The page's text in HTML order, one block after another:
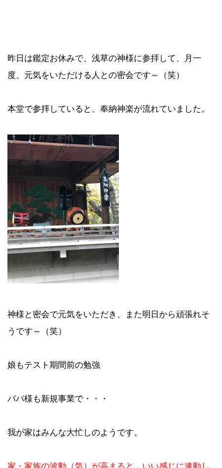
昨日は鑑定お休みで、浅草の神様に参拝して、月一
度、元気をいただける人との密会です～（笑）
本堂で参拝していると、奉納神楽が流れていました。
神様と密会で元気をいただき、また明日から頑張れそ
うです～（笑）
娘もテスト期間前の勉強
パパ様も新規事業で・・・
我が家はみんな大忙しのようです。
家・家族の波動（気）が高まると、いい感じに連動し